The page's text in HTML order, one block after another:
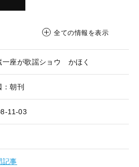
全ての情報を表示
一座が歌謡ショウ かほく
：朝刊
11-03
記事